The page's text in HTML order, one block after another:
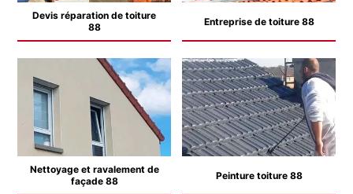
Devis réparation de toiture
88
Entreprise de toiture 88
Nettoyage et ravalement de
façade 88
Peinture toiture 88